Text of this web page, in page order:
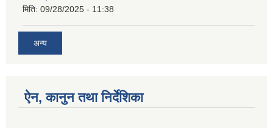
मिति: 09/28/2025 - 11:38
अन्य
ऐन, कानुन तथा निर्देशिका